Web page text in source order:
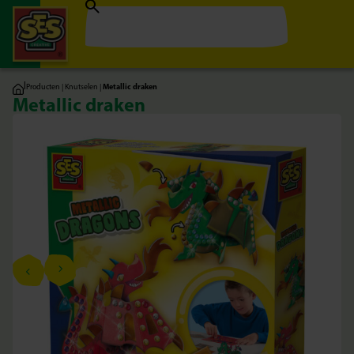
|Producten | Knutselen |Metallic draken
Metallic draken